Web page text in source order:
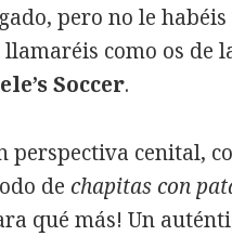
pero no le
como os de
Soccer.
perspectiva cenital,
dechapitas con
qué más! Un